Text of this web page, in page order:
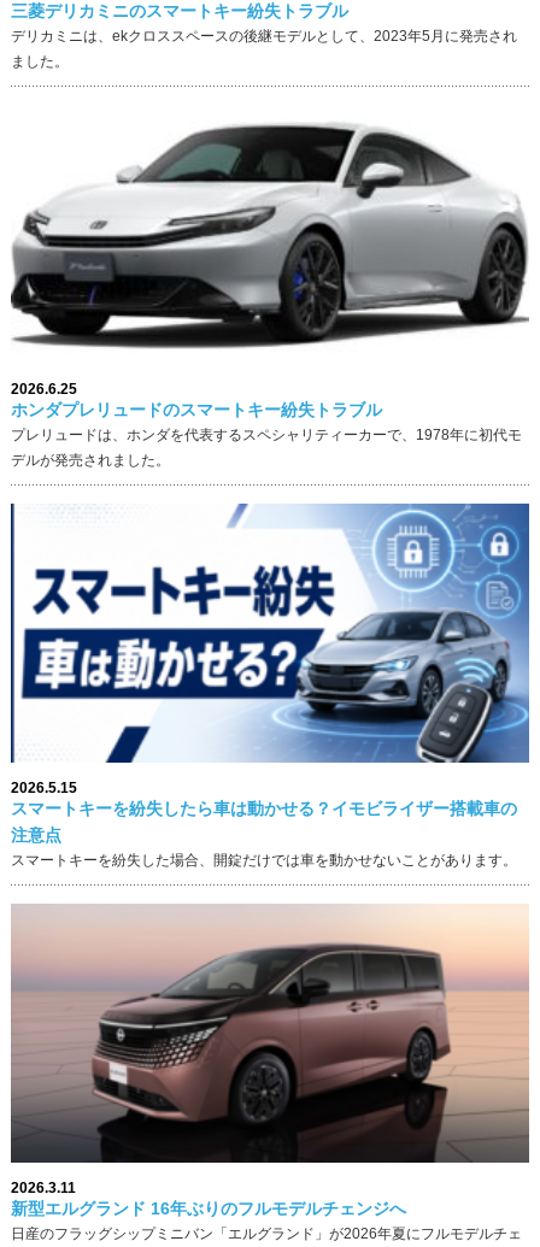
三菱デリカミニのスマートキー紛失トラブル
デリカミニは、ekクロススペースの後継モデルとして、2023年5月に発売され
ました。
2026.6.25
ホンダプレリュードのスマートキー紛失トラブル
プレリュードは、ホンダを代表するスペシャリティーカーで、1978年に初代モ
デルが発売されました。
2026.5.15
スマートキーを紛失したら車は動かせる？イモビライザー搭載車の
注意点
スマートキーを紛失した場合、開錠だけでは車を動かせないことがあります。
2026.3.11
新型エルグランド 16年ぶりのフルモデルチェンジへ
日産のフラッグシップミニバン「エルグランド」が2026年夏にフルモデルチェ